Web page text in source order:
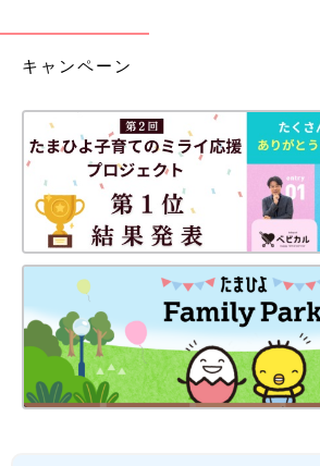
キャンペーン